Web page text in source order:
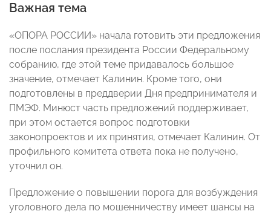
Важная тема
«ОПОРА РОССИИ» начала готовить эти предложения
после послания президента России Федеральному
собранию, где этой теме придавалось большое
значение, отмечает Калинин. Кроме того, они
подготовлены в преддверии Дня предпринимателя и
ПМЭФ. Минюст часть предложений поддерживает,
при этом остается вопрос подготовки
законопроектов и их принятия, отмечает Калинин. От
профильного комитета ответа пока не получено,
уточнил он.
Предложение о повышении порога для возбуждения
уголовного дела по мошенничеству имеет шансы на